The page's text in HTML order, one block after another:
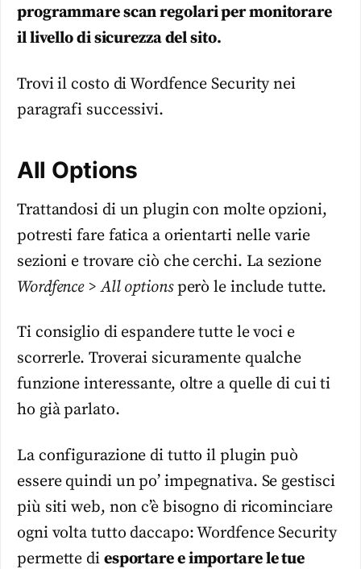
programmare scan regolari per monitorare
il livello di sicurezza del sito.
Trovi il costo di Wordfence Security nei
paragrafi successivi.
All Options
Trattandosi di un plugin con molte opzioni,
potresti fare fatica a orientarti nelle varie
sezioni e trovare ciò che cerchi. La sezione
Wordfence > All optionsperò le include tutte.
Ti consiglio di espandere tutte le voci e
scorrerle. Troverai sicuramente qualche
funzione interessante, oltre a quelle di cui ti
ho già parlato.
La configurazione di tutto il plugin può
essere quindi un po’ impegnativa. Se gestisci
più siti web, non c’è bisogno di ricominciare
ogni volta tutto daccapo: Wordfence Security
permette di esportare e importare le tue